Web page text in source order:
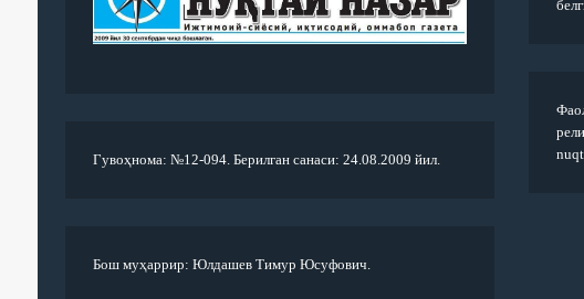
Гувоҳнома: №12-094. Берилган санаси: 24.08.2009 йил.
Бош муҳаррир: Юлдашев Тимур Юсуфович.